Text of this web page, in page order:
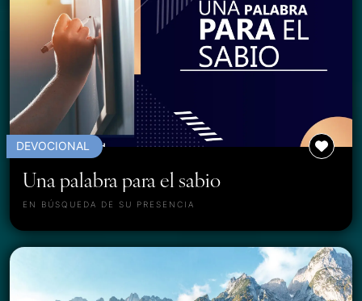
DEVOCIONAL
Una palabra para el sabio
EN BÚSQUEDA DE SU PRESENCIA